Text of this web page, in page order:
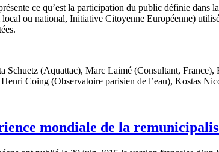
ce qu’est la participation du public définie
ou national, Initiative Citoyenne Européenne)
(Aquattac), Marc Laimé (Consultant,
Coing (Observatoire parisien de l’eau), Kostas
mondiale de la